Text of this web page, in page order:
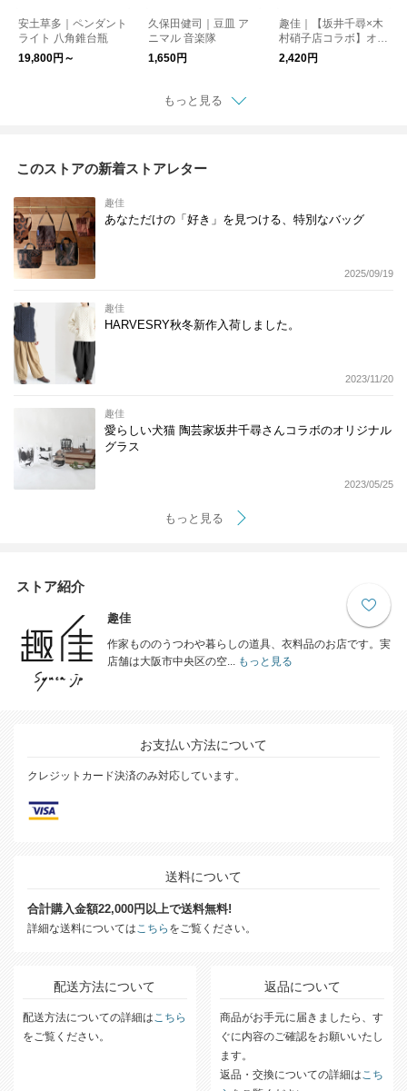
安土草多｜ペンダント
ライト 八角錐台瓶
19,800円～
久保田健司｜豆皿 ア
ニマル 音楽隊
1,650円
趣佳｜【坂井千尋×木
村硝子店コラボ】オリ
ジナルグラス イヌ ネ
コ ネズミ
2,420円
もっと見る
このストアの新着ストアレター
趣佳
あなただけの「好き」を見つける、特別なバッグ
2025/09/19
趣佳
HARVESRY秋冬新作入荷しました。
2023/11/20
趣佳
愛らしい犬猫 陶芸家坂井千尋さんコラボのオリジナル
グラス
2023/05/25
もっと見る
ストア紹介
趣佳
作家もののうつわや暮らしの道具、衣料品のお店です。実
店舗は大阪市中央区の空...もっと見る
お支払い方法について
クレジットカード決済のみ対応しています。
送料について
合計購入金額22,000円以上で送料無料!
詳細な送料についてはこちら をご覧ください。
配送方法について
配送方法についての詳細はこちら
をご覧ください。
返品について
商品がお手元に届きましたら、す
ぐに内容のご確認をお願いいたし
ます。
返品・交換についての詳細はこち